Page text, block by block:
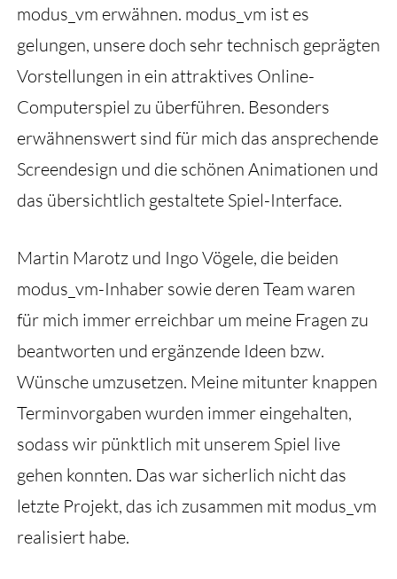
modus_vm erwähnen. modus_vm ist es
gelungen, unsere doch sehr technisch geprägten
Vorstellungen in ein attraktives Online-
Computerspiel zu überführen. Besonders
erwähnenswert sind für mich das ansprechende
Screendesign und die schönen Animationen und
das übersichtlich gestaltete Spiel-Interface.
Martin Marotz und Ingo Vögele, die beiden
modus_vm-Inhaber sowie deren Team waren
für mich immer erreichbar um meine Fragen zu
beantworten und ergänzende Ideen bzw.
Wünsche umzusetzen. Meine mitunter knappen
Terminvorgaben wurden immer eingehalten,
sodass wir pünktlich mit unserem Spiel live
gehen konnten. Das war sicherlich nicht das
letzte Projekt, das ich zusammen mit modus_vm
realisiert habe.